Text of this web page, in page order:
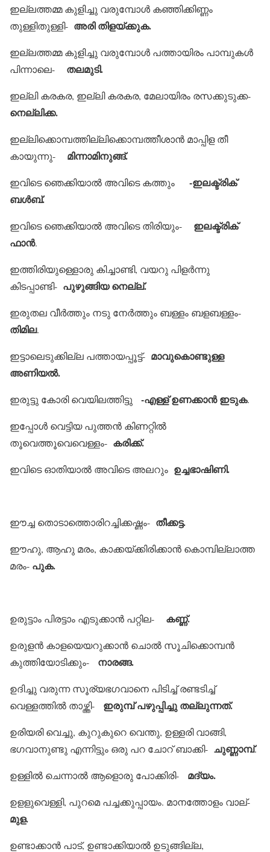
ഇല്ലത്തമ്മ കുളിച്ചു വരുമ്പോള്‍ കഞ്ഞിക്കിണ്ണം
തുള്ളിതുള്ളി- അരി തിളയ്ക്കുക.
ഇല്ലത്തമ്മ കുളിച്ചു വരുമ്പോള്‍ പത്തായിരം പാമ്പുകള്‍
പിന്നാലെ- തലമുടി.
ഇല്ലി കരകര, ഇല്ലി കരകര, മേലായിരം രസക്കുടുക്ക-
നെല്ലിക്ക.
ഇല്ലിക്കൊമ്പത്തില്ലിക്കൊമ്പത്തീശാന്‍ മാപ്പിള തീ
കായുന്നു- മിന്നാമിനുങ്ങ്.
ഇവിടെ ഞെക്കിയാല്‍ അവിടെ കത്തും
-ഇലക്ട്രിക്
ബള്‍ബ്.
ഇവിടെ ഞെക്കിയാല്‍ അവിടെ തിരിയും- ഇലക്ട്രിക്
ഫാന്‍.
ഇത്തിരിയുള്ളൊരു കിച്ചാണ്ടി, വയറു പിളര്‍ന്നു
കിടപ്പാണ്ടി- പുഴുങ്ങിയ നെല്ല്.
ഇരുതല വീര്‍ത്തും നടു നേര്‍ത്തും ബള്ളം ബളബള്ളം-
തിമില.
ഇട്ടാലെടുക്കില്ല പത്തായപ്പൂട്ട്- മാവുകൊണ്ടുള്ള
അണിയല്‍.
ഇരുട്ടു കോരി വെയിലത്തിട്ടു -എള്ള് ഉണക്കാന്‍ ഇടുക.
ഇപ്പോള്‍ വെട്ടിയ പുത്തന്‍ കിണറ്റില്‍
തൂവെത്തൂവെവെള്ളം- കരിക്ക്.
ഇവിടെ ഓതിയാല്‍ അവിടെ അലറും ഉച്ചഭാഷിണി.
ഈച്ച തൊടാത്തൊരിറച്ചിക്കഷ്ണം- തീക്കട്ട.
ഈഹു, ആഹു മരം, കാക്കയ്ക്കിരിക്കാന്‍ കൊമ്പില്ലാത്ത
മരം- പുക.
ഉരുട്ടാം പിരട്ടാം എടുക്കാന്‍ പറ്റില- കണ്ണ്.
ഉരുളന്‍ കാളയെയറുക്കാന്‍ ചൊല്‍ സൂചിക്കൊമ്പന്‍
കുത്തിയോടിക്കും- നാരങ്ങ.
ഉദിച്ചു വരുന്ന സൂര്യഭഗവാനെ പിടിച്ച് രണ്ടടിച്ച്
വെള്ളത്തില്‍ താഴ്ത്തി- ഇരുമ്പ് പഴുപ്പിച്ചു തല്ലുന്നത്.
ഉരിയരി വെച്ചു, കുറുകുറെ വെന്തു, ഉള്ളരി വാങ്ങി,
ഭഗവാനുണ്ടു എന്നിട്ടും ഒരു പറ ചോറ് ബാക്കി- ചുണ്ണാമ്പ്.
ഉള്ളില്‍ ചെന്നാല്‍ ആളൊരു പോക്കിരി- മദ്യം.
ഉളളുവെള്ളി, പുറമെ പച്ചക്കുപ്പായം. മാനത്തോളം വാല്-
മുള.
ഉണ്ടാക്കാന്‍ പാട്, ഉണ്ടാക്കിയാല്‍ ഉടുങ്ങില്ല,